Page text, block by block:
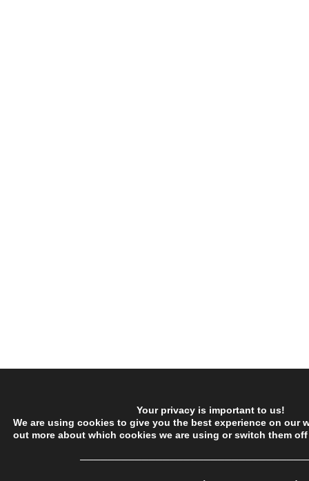
Your privacy is important to us!
We are using cookies to give you the best experience on our
out more about which cookies we are using or switch them